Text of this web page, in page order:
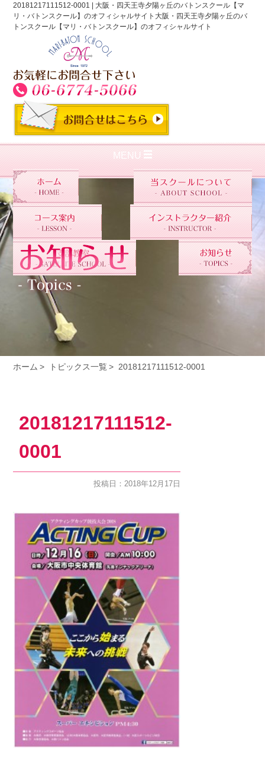
20181217111512-0001 | 大阪・四天王寺夕陽ヶ丘のバトンスクール【マ
リ・バトンスクール】のオフィシャルサイト大阪・四天王寺夕陽ヶ丘のバ
トンスクール【マリ・バトンスクール】のオフィシャルサイト
MENU
ホーム トピックス一覧 20181217111512-0001
20181217111512-
0001
投稿日：2018年12月17日